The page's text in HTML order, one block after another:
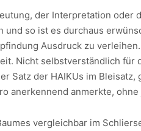
der Interpretation oder
so ist es durchaus
Ausdruck zu
Nicht selbstverständlich
Satz der HAIKUs im
anerkennend anmerkte,
vergleichbar im